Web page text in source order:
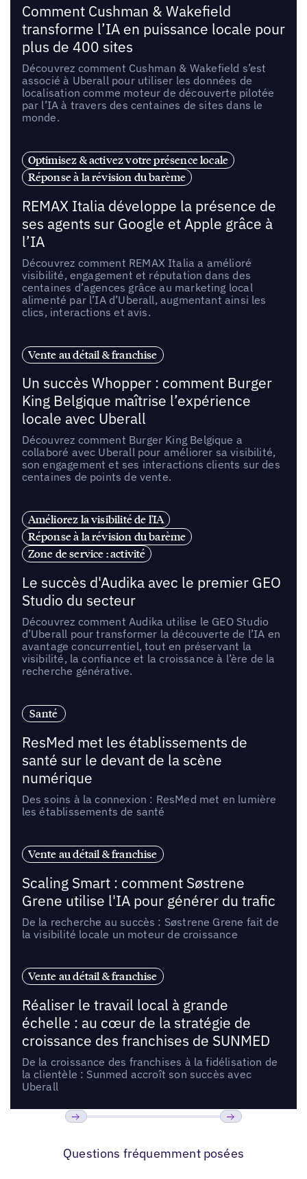
Comment Cushman & Wakefield
transforme l’IA en puissance locale pour
plus de 400 sites
Découvrez comment Cushman & Wakefield s’est
associé à Uberall pour utiliser les données de
localisation comme moteur de découverte pilotée
par l’IA à travers des centaines de sites dans le
monde.
Optimisez & activez votre présence locale
Réponse à la révision du barème
REMAX Italia développe la présence de
ses agents sur Google et Apple grâce à
l’IA
Découvrez comment REMAX Italia a amélioré
visibilité, engagement et réputation dans des
centaines d’agences grâce au marketing local
alimenté par l’IA d’Uberall, augmentant ainsi les
clics, interactions et avis.
Vente au détail & franchise
Un succès Whopper : comment Burger
King Belgique maîtrise l’expérience
locale avec Uberall
Découvrez comment Burger King Belgique a
collaboré avec Uberall pour améliorer sa visibilité,
son engagement et ses interactions clients sur des
centaines de points de vente.
Améliorez la visibilité de l'IA
Réponse à la révision du barème
Zone de service : activité
Le succès d'Audika avec le premier GEO
Studio du secteur
Découvrez comment Audika utilise le GEO Studio
d’Uberall pour transformer la découverte de l’IA en
avantage concurrentiel, tout en préservant la
visibilité, la confiance et la croissance à l’ère de la
recherche générative.
Santé
ResMed met les établissements de
santé sur le devant de la scène
numérique
Des soins à la connexion : ResMed met en lumière
les établissements de santé
Vente au détail & franchise
Scaling Smart : comment Søstrene
Grene utilise l'IA pour générer du trafic
De la recherche au succès : Søstrene Grene fait de
la visibilité locale un moteur de croissance
Vente au détail & franchise
Réaliser le travail local à grande
échelle : au cœur de la stratégie de
croissance des franchises de SUNMED
De la croissance des franchises à la fidélisation de
la clientèle : Sunmed accroît son succès avec
Uberall
Questions fréquemment posées